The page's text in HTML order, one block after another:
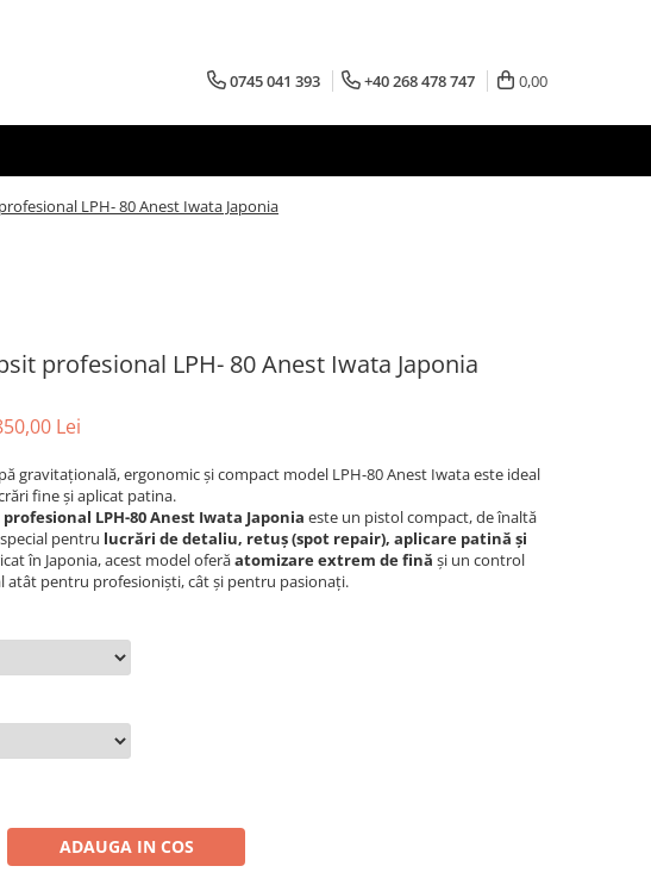
0745 041 393 +40 268 478 747 0,00
LPH- 80 Anest Iwata Japonia
profesional LPH- 80 Anest Iwata Japonia
Lei
gravitațională, ergonomic și compact model LPH-80 Anest Iwata este ideal
fine și aplicat patina.
LPH-80 Anest Iwata Japonia este un pistol compact, de înaltă
pentru lucrări de detaliu, retuș (spot repair), aplicare patină și
în Japonia, acest model oferăatomizare extrem de fină și un control
atât pentru profesioniști, cât și pentru pasionați.
ADAUGA IN COS